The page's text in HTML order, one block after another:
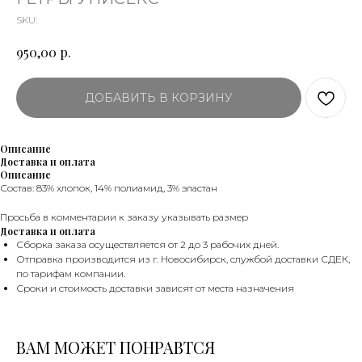
SKU:
950,00 р.
ДОБАВИТЬ В КОРЗИНУ
Описание
Доставка и оплата
Описание
Состав: 83% хлопок, 14% полиамид, 3% эластан
Просьба в комментарии к заказу указывать размер
Доставка и оплата
Сборка заказа осуществляется от 2 до 3 рабочих дней.
Отправка производится из г. Новосибирск, службой доставки СДЕК,
по тарифам компании.
Сроки и стоимость доставки зависят от места назначения
ВАМ МОЖЕТ ПОНРАВТСЯ